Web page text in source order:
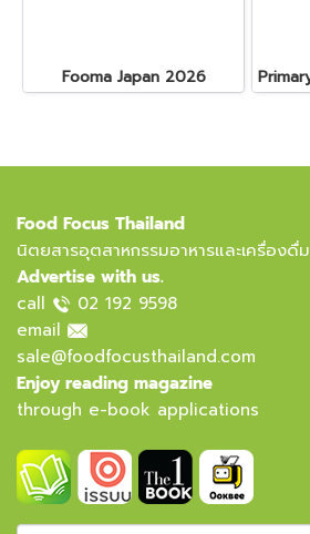
Fooma Japan 2026
Food Focus Thailand
นิตยสารอุตสาหกรรมอาหารและเครื่องดื่ม
Advertise with us.
call
02 192 9598
email
sale@foodfocusthailand.com
Enjoy reading magazine
through e-book applications